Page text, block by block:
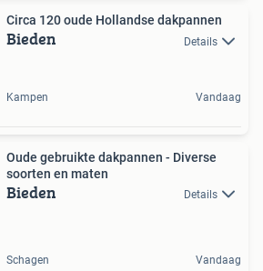
Circa 120 oude Hollandse dakpannen
Bieden Details
Kampen Vandaag
Oude gebruikte dakpannen - Diverse
soorten en maten
Bieden Details
Schagen Vandaag